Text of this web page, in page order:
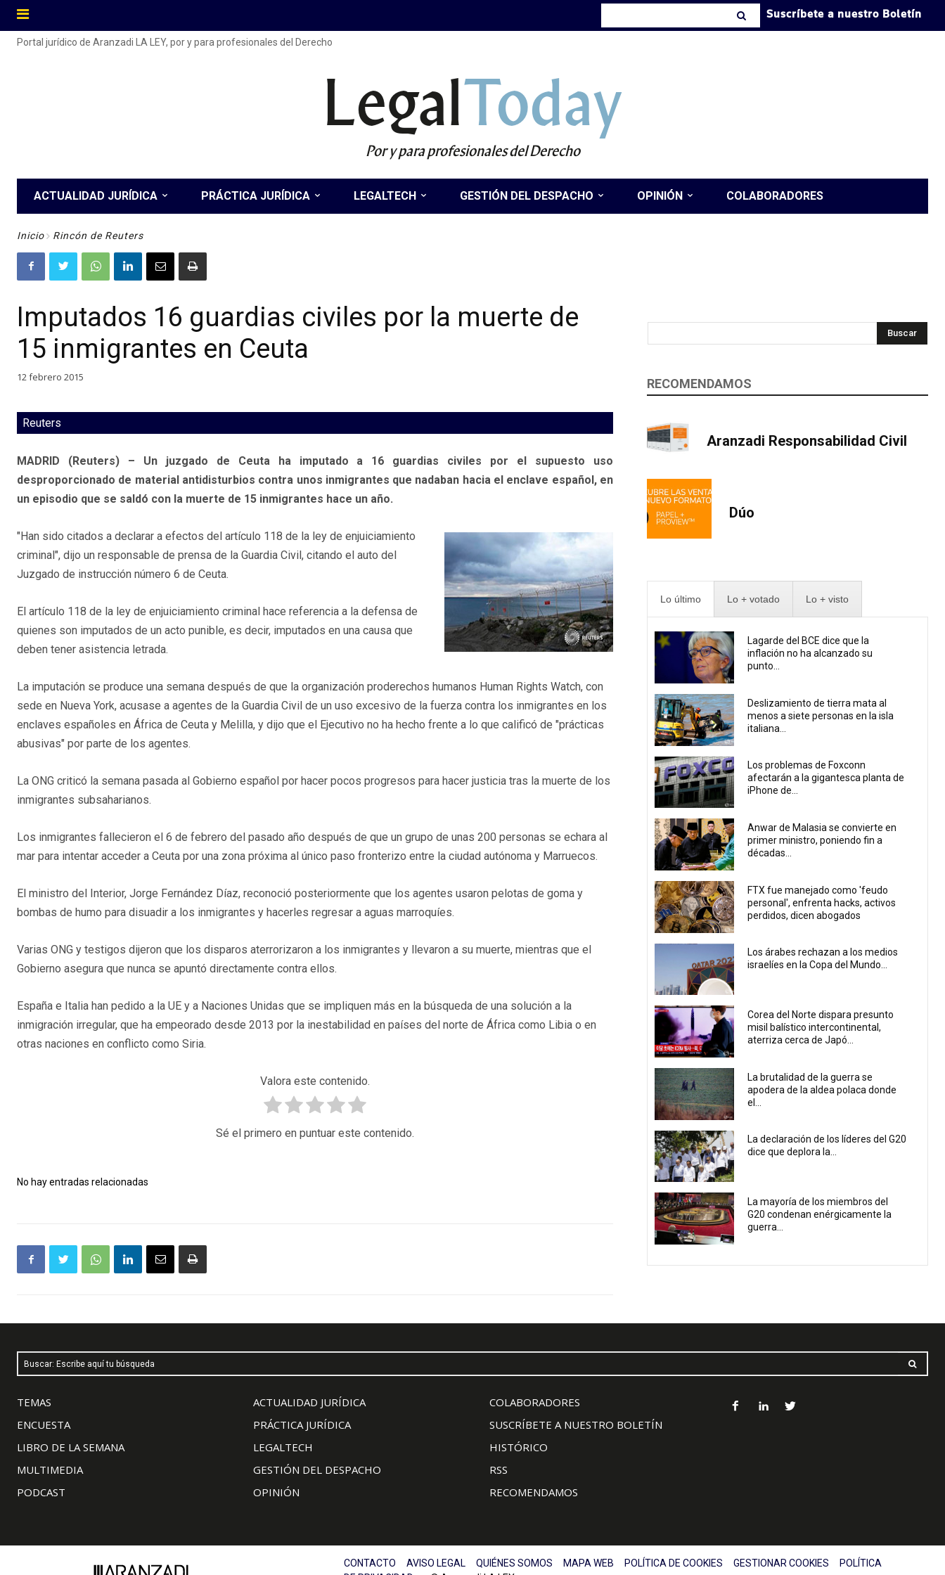
Suscríbete a nuestro Boletín
Portal jurídico de Aranzadi LA LEY, por y para profesionales del Derecho
LegalToday
Por y para profesionales del Derecho
ACTUALIDAD JURÍDICA PRÁCTICA JURÍDICA LEGALTECH GESTIÓN DEL DESPACHO OPINIÓN COLABORADORES
Inicio Rincón de Reuters
Imputados 16 guardias civiles por la muerte de
15 inmigrantes en Ceuta
12 febrero 2015
Reuters
MADRID (Reuters) – Un juzgado de Ceuta ha imputado a 16 guardias civiles por el supuesto uso
desproporcionado de material antidisturbios contra unos inmigrantes que nadaban hacia el enclave español, en
un episodio que se saldó con la muerte de 15 inmigrantes hace un año.
"Han sido citados a declarar a efectos del artículo 118 de la ley de enjuiciamiento
criminal", dijo un responsable de prensa de la Guardia Civil, citando el auto del
Juzgado de instrucción número 6 de Ceuta.
El artículo 118 de la ley de enjuiciamiento criminal hace referencia a la defensa de
quienes son imputados de un acto punible, es decir, imputados en una causa que
deben tener asistencia letrada.
La imputación se produce una semana después de que la organización proderechos humanos Human Rights Watch, con
sede en Nueva York, acusase a agentes de la Guardia Civil de un uso excesivo de la fuerza contra los inmigrantes en los
enclaves españoles en África de Ceuta y Melilla, y dijo que el Ejecutivo no ha hecho frente a lo que calificó de "prácticas
abusivas" por parte de los agentes.
La ONG criticó la semana pasada al Gobierno español por hacer pocos progresos para hacer justicia tras la muerte de los
inmigrantes subsaharianos.
Los inmigrantes fallecieron el 6 de febrero del pasado año después de que un grupo de unas 200 personas se echara al
mar para intentar acceder a Ceuta por una zona próxima al único paso fronterizo entre la ciudad autónoma y Marruecos.
El ministro del Interior, Jorge Fernández Díaz, reconoció posteriormente que los agentes usaron pelotas de goma y
bombas de humo para disuadir a los inmigrantes y hacerles regresar a aguas marroquíes.
Varias ONG y testigos dijeron que los disparos aterrorizaron a los inmigrantes y llevaron a su muerte, mientras que el
Gobierno asegura que nunca se apuntó directamente contra ellos.
España e Italia han pedido a la UE y a Naciones Unidas que se impliquen más en la búsqueda de una solución a la
inmigración irregular, que ha empeorado desde 2013 por la inestabilidad en países del norte de África como Libia o en
otras naciones en conflicto como Siria.
Valora este contenido.
Sé el primero en puntuar este contenido.
No hay entradas relacionadas
Buscar
RECOMENDAMOS
Aranzadi Responsabilidad Civil
Dúo
Lo último Lo + votado Lo + visto
Lagarde del BCE dice que la
inflación no ha alcanzado su
punto...
Deslizamiento de tierra mata al
menos a siete personas en la isla
italiana...
Los problemas de Foxconn
afectarán a la gigantesca planta de
iPhone de...
Anwar de Malasia se convierte en
primer ministro, poniendo fin a
décadas...
FTX fue manejado como 'feudo
personal', enfrenta hacks, activos
perdidos, dicen abogados
Los árabes rechazan a los medios
israelíes en la Copa del Mundo...
Corea del Norte dispara presunto
misil balístico intercontinental,
aterriza cerca de Japó...
La brutalidad de la guerra se
apodera de la aldea polaca donde
el...
La declaración de los líderes del G20
dice que deplora la...
La mayoría de los miembros del
G20 condenan enérgicamente la
guerra...
Buscar: Escribe aquí tu búsqueda
TEMAS
ENCUESTA
LIBRO DE LA SEMANA
MULTIMEDIA
PODCAST
ACTUALIDAD JURÍDICA
PRÁCTICA JURÍDICA
LEGALTECH
GESTIÓN DEL DESPACHO
OPINIÓN
COLABORADORES
SUSCRÍBETE A NUESTRO BOLETÍN
HISTÓRICO
RSS
RECOMENDAMOS
CONTACTO AVISO LEGAL QUIÉNES SOMOS MAPA WEB POLÍTICA DE COOKIES GESTIONAR COOKIES
POLÍTICA